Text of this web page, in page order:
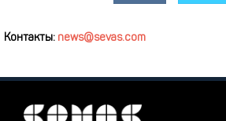
Контакты: news@sevas.com